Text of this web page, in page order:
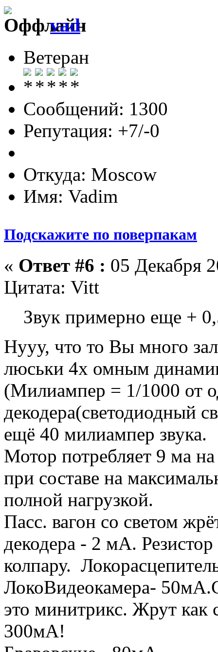
vad
Ветеран
Сообщений: 1300
Репутация: +7/-0
Откуда: Moscow
Имя: Vadim
Подскажите по поверпакам
« Ответ #6 : 05 Декабря
Цитата: Vitt
Звук примерно еще +
Нууу, что то Вы много
люськи 4х омным
(Милиампер = 1/1000 от
декодера(светодиодный
ещё 40 милиампер звука.
Мотор потребляет 9 ма
при составе на
полной нагрузкой.
Пасс. вагон со светом
декодера - 2 мА.
колпару.
ЛокоВидеокамера-
это минитрикс. Жрут как
300мА!